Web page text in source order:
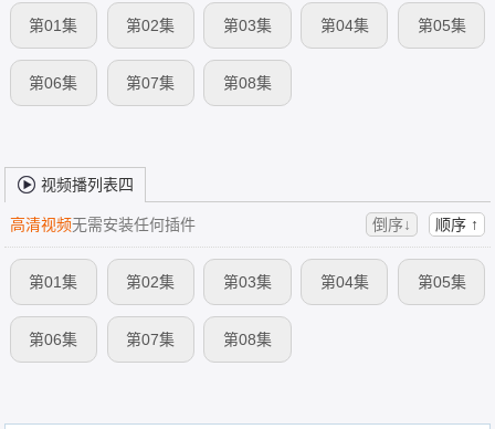
第01集 第02集 第03集 第04集 第05集
第06集 第07集 第08集
视频播列表四
高清视频无需安装任何插件 倒序↓ 顺序 ↑
第01集 第02集 第03集 第04集 第05集
第06集 第07集 第08集